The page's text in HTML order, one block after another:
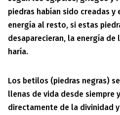
piedras habían sido creadas y
energía al resto, si estas
desaparecieran, la energía de
haría.
Los betilos (piedras negras)
llenas de vida desde siempre
directamente de la divinidad